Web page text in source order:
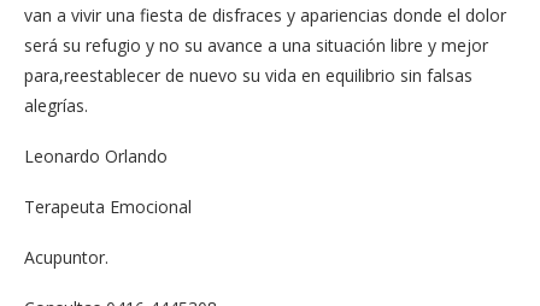
van a vivir una fiesta de disfraces y apariencias donde el dolor
será su refugio y no su avance a una situación libre y mejor
para,reestablecer de nuevo su vida en equilibrio sin falsas
alegrías.
Leonardo Orlando
Terapeuta Emocional
Acupuntor.